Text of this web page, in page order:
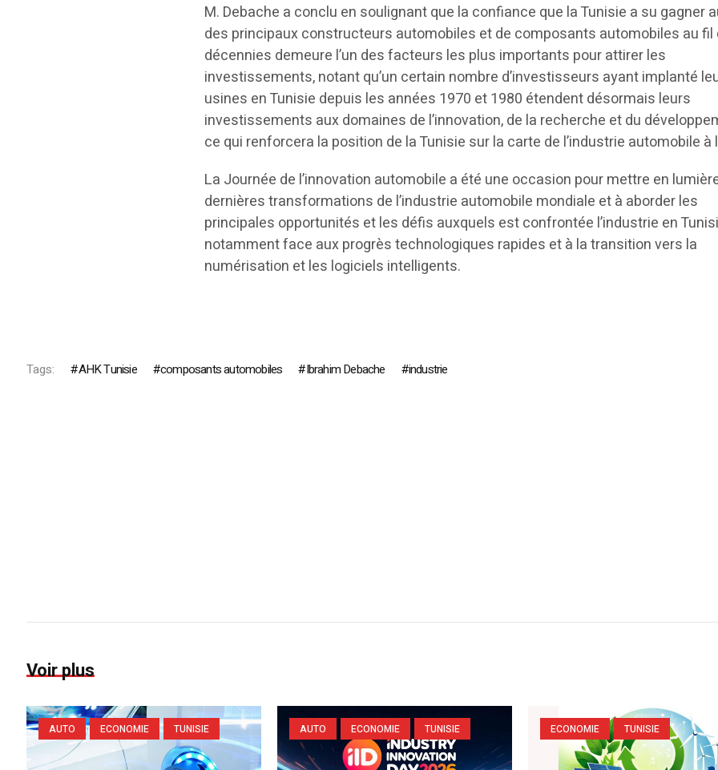
M. Debache a conclu en soulignant que la confiance que la Tunisie a su gagner
des principaux constructeurs automobiles et de composants automobiles au fil
décennies demeure l’un des facteurs les plus importants pour attirer les
investissements, notant qu’un certain nombre d’investisseurs ayant implanté
usines en Tunisie depuis les années 1970 et 1980 étendent désormais leurs
investissements aux domaines de l’innovation, de la recherche et du
ce qui renforcera la position de la Tunisie sur la carte de l’industrie automobile à
La Journée de l’innovation automobile a été une occasion pour mettre en
dernières transformations de l’industrie automobile mondiale et à aborder les
principales opportunités et les défis auxquels est confrontée l’industrie en
notamment face aux progrès technologiques rapides et à la transition vers la
numérisation et les logiciels intelligents.
Tags: AHK Tunisie composants automobiles Ibrahim Debache industrie
Voir plus
AUTO ECONOMIE TUNISIE AUTO ECONOMIE TUNISIE ECONOMIE TUNISIE